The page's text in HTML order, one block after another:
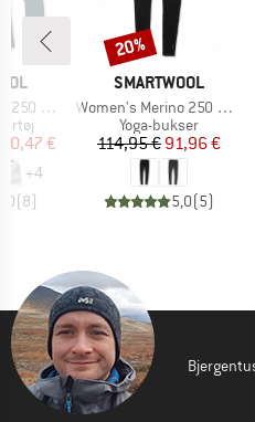
Boxed
pris
80,47 €
+4
(8)
MÆRKE
SMARTWOOL
Artikel
Women's Merino 250 Baselayer Bottom
Produktgruppe
Yoga-bukser
Pris
114,95 €Nedsat pris
91,96 €
5,0(5)
Rabat
20%